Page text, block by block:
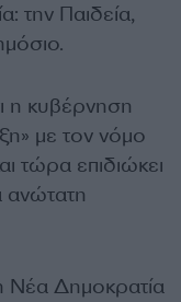
την Παιδεία,
η κυβέρνηση
με τον νόμο
τώρα επιδιώκει
ανώτατη
Νέα Δημοκρατία